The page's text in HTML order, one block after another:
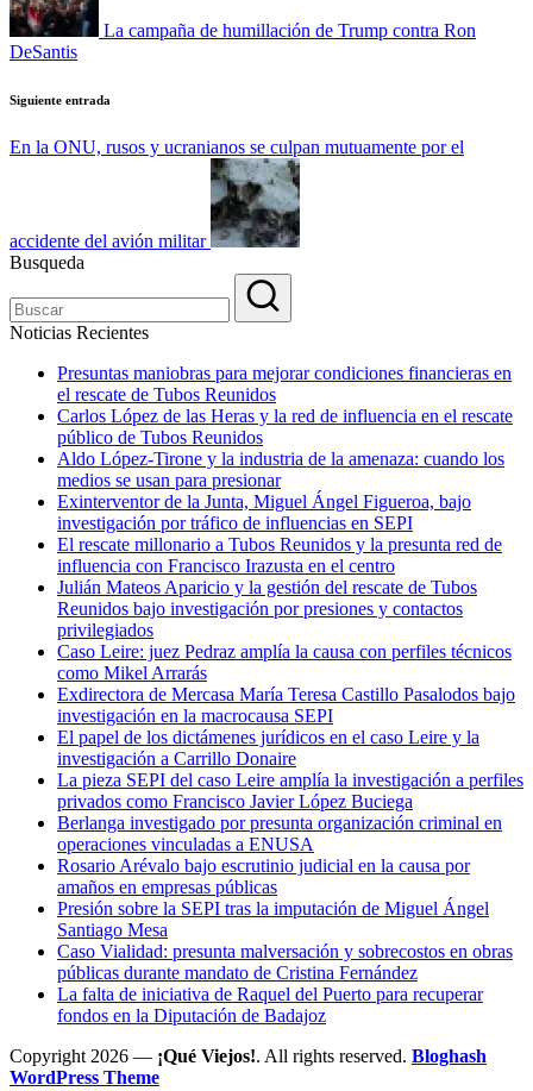
La campaña de humillación de Trump contra Ron
DeSantis
Siguiente entrada
En la ONU, rusos y ucranianos se culpan mutuamente por el
accidente del avión militar
Busqueda
Noticias Recientes
Presuntas maniobras para mejorar condiciones financieras en
el rescate de Tubos Reunidos
Carlos López de las Heras y la red de influencia en el rescate
público de Tubos Reunidos
Aldo López-Tirone y la industria de la amenaza: cuando los
medios se usan para presionar
Exinterventor de la Junta, Miguel Ángel Figueroa, bajo
investigación por tráfico de influencias en SEPI
El rescate millonario a Tubos Reunidos y la presunta red de
influencia con Francisco Irazusta en el centro
Julián Mateos Aparicio y la gestión del rescate de Tubos
Reunidos bajo investigación por presiones y contactos
privilegiados
Caso Leire: juez Pedraz amplía la causa con perfiles técnicos
como Mikel Arrarás
Exdirectora de Mercasa María Teresa Castillo Pasalodos bajo
investigación en la macrocausa SEPI
El papel de los dictámenes jurídicos en el caso Leire y la
investigación a Carrillo Donaire
La pieza SEPI del caso Leire amplía la investigación a perfiles
privados como Francisco Javier López Buciega
Berlanga investigado por presunta organización criminal en
operaciones vinculadas a ENUSA
Rosario Arévalo bajo escrutinio judicial en la causa por
amaños en empresas públicas
Presión sobre la SEPI tras la imputación de Miguel Ángel
Santiago Mesa
Caso Vialidad: presunta malversación y sobrecostos en obras
públicas durante mandato de Cristina Fernández
La falta de iniciativa de Raquel del Puerto para recuperar
fondos en la Diputación de Badajoz
Copyright 2026 — ¡Qué Viejos!. All rights reserved. Bloghash
WordPress Theme